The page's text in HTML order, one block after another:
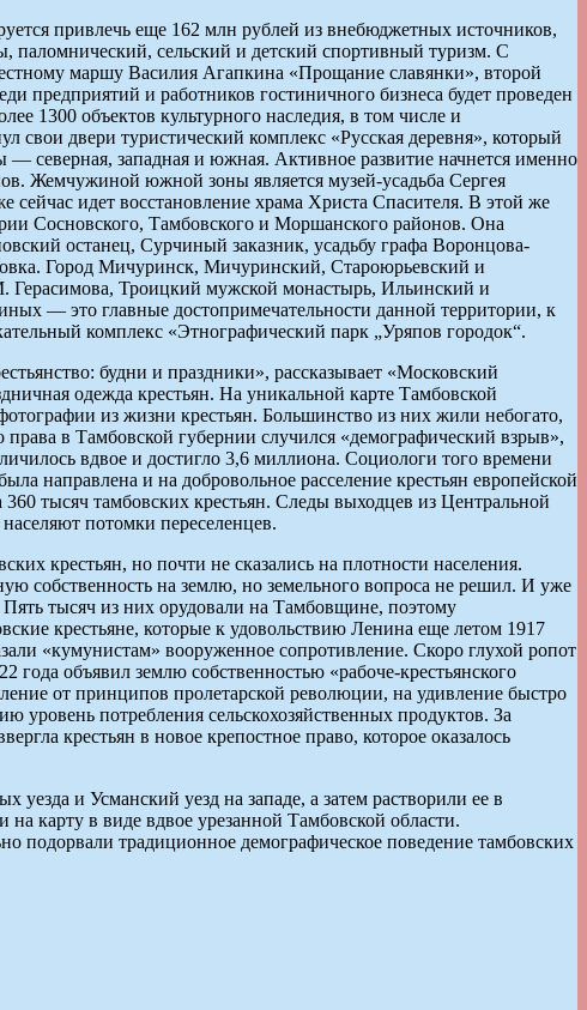
привлечь еще 162 млн рублей из внебюджетных источников,
паломнический, сельский и детский спортивный туризм. С
маршу Василия Агапкина «Прощание славянки», второй
предприятий и работников гостиничного бизнеса будет проведен
1300 объектов культурного наследия, в том числе и
двери туристический комплекс «Русская деревня», который
северная, западная и южная. Активное развитие начнется именно
Жемчужиной южной зоны является музей-усадьба Сергея
идет восстановление храма Христа Спасителя. В этой же
Сосновского, Тамбовского и Моршанского районов. Она
останец, Сурчиный заказник, усадьбу графа Воронцова-
Город Мичуринск, Мичуринский, Староюрьевский и
Троицкий мужской монастырь, Ильинский и
— это главные достопримечательности данной территории, к
комплекс «Этнографический парк „Уряпов городок“.
будни и праздники», рассказывает «Московский
одежда крестьян. На уникальной карте Тамбовской
из жизни крестьян. Большинство из них жили небогато,
в Тамбовской губернии случился «демографический взрыв»,
вдвое и достигло 3,6 миллиона. Социологи того времени
направлена и на добровольное расселение крестьян европейской
тысяч тамбовских крестьян. Следы выходцев из Центральной
потомки переселенцев.
крестьян, но почти не сказались на плотности населения.
собственность на землю, но земельного вопроса не решил. И уже
тысяч из них орудовали на Тамбовщине, поэтому
крестьяне, которые к удовольствию Ленина еще летом 1917
«кумунистам» вооруженное сопротивление. Скоро глухой ропот
года объявил землю собственностью «рабоче-крестьянского
от принципов пролетарской революции, на удивление быстро
уровень потребления сельскохозяйственных продуктов. За
крестьян в новое крепостное право, которое оказалось
уезда и Усманский уезд на западе, а затем растворили ее в
карту в виде вдвое урезанной Тамбовской области.
подорвали традиционное демографическое поведение тамбовских